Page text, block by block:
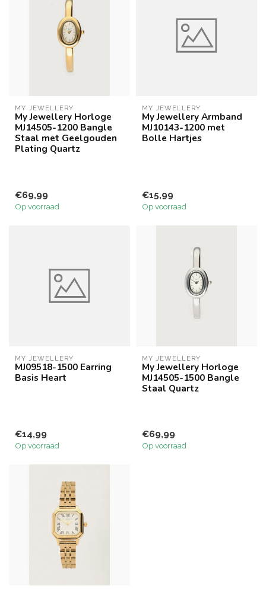
MY JEWELLERY
My Jewellery Horloge
MJ14505-1200 Bangle
Staal met Geelgouden
Plating Quartz
€69,99
Op voorraad
MY JEWELLERY
My Jewellery Armband
MJ10143-1200 met
Bolle Hartjes
€15,99
Op voorraad
MY JEWELLERY
MJ09518-1500 Earring
Basis Heart
€14,99
Op voorraad
MY JEWELLERY
My Jewellery Horloge
MJ14505-1500 Bangle
Staal Quartz
€69,99
Op voorraad